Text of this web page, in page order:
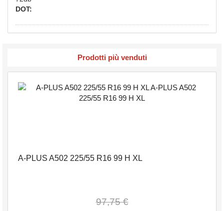
DOT:
Prodotti più venduti
A-PLUS A502 225/55 R16 99 H XL
97,75 €